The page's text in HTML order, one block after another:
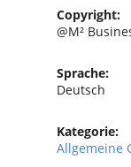
Copyright:
@M²
Sprache:
Deutsch
Kategorie:
Allgemeine